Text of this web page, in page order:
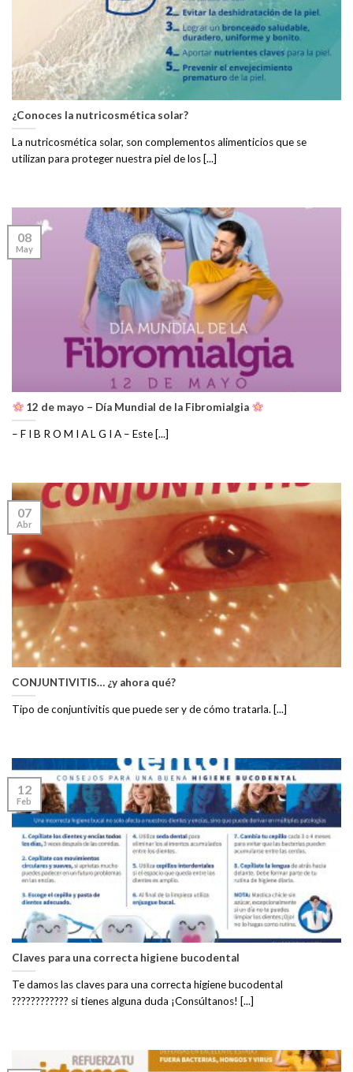
¿Conoces la nutricosmética solar?
La nutricosmética solar, son complementos alimenticios que se
utilizan para proteger nuestra piel de los [...]
12 de mayo – Día Mundial de la Fibromialgia
– F I B R O M I A L G I A – Este [...]
08
May
CONJUNTIVITIS… ¿y ahora qué?
Tipo de conjuntivitis que puede ser y de cómo tratarla. [...]
07
Abr
Claves para una correcta higiene bucodental
Te damos las claves para una correcta higiene bucodental
???????????? si tienes alguna duda ¡Consúltanos! [...]
12
Feb